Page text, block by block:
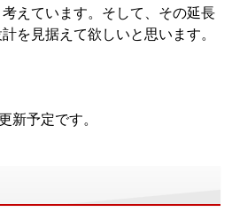
えています。そして、その延長
を見据えて欲しいと思います。
新予定です。